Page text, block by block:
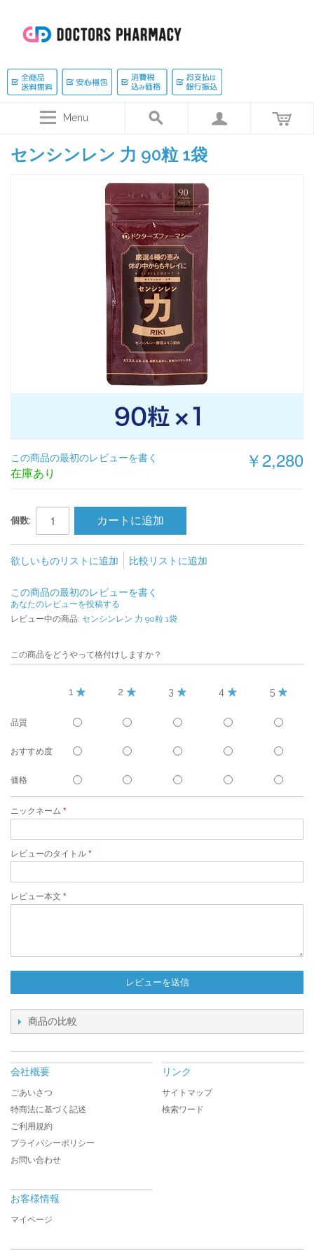
Menu
センシンレン 力 90粒 1袋
￥2,280
この商品の最初のレビューを書く
在庫あり
個数: カートに追加
欲しいものリストに追加 比較リストに追加
この商品の最初のレビューを書く
あなたのレビューを投稿する
レビュー中の商品: センシンレン 力 90粒 1袋
この商品をどうやって格付けしますか？
1 2 3 4 5
品質
おすすめ度
価格
ニックネーム
レビューのタイトル
レビュー本文
レビューを送信
商品の比較
会社概要
ごあいさつ
特商法に基づく記述
ご利用規約
プライバシーポリシー
お問い合わせ
リンク
サイトマップ
検索ワード
お客様情報
マイページ